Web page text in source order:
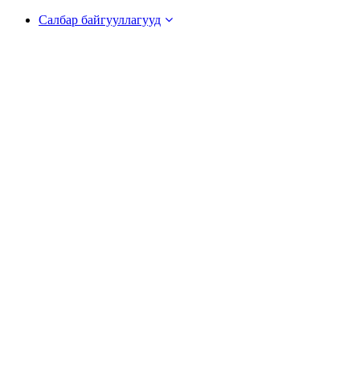
Салбар байгууллагууд